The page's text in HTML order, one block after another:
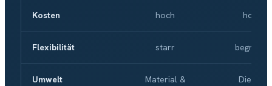
Kosten hoch hoch
Flexibilität starr begrenzt
Umwelt
Material &
Diesel-